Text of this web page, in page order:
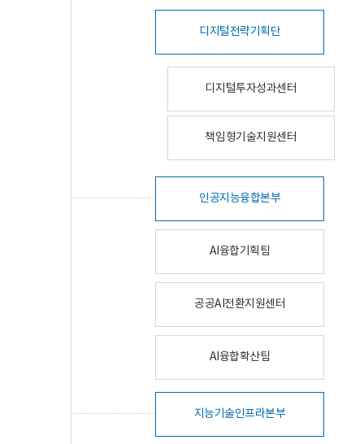
디지털전략기획단
디지털투자성과센터
책임형기술지원센터
인공지능융합본부
AI융합기획팀
공공AI전환지원센터
AI융합확산팀
지능기술인프라본부